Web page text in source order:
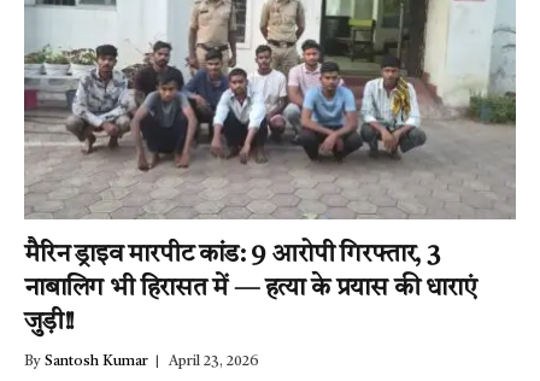
मैरिन ड्राइव मारपीट कांड: 9 आरोपी गिरफ्तार, 3
नाबालिग भी हिरासत में — हत्या के प्रयास की धाराएं
जुड़ी!!
By Santosh Kumar April 23, 2026